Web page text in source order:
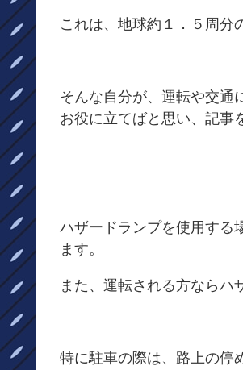
これは、地球約１．５周分
そんな自分が、運転や交通
お役に立てばと思い、記事
ハザードランプを使用する
ます。
また、運転される方ならハ
特に駐車の際は、路上の停